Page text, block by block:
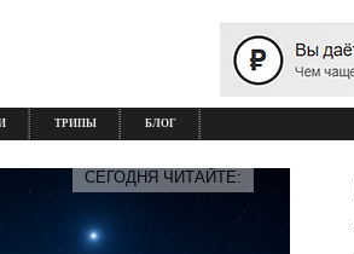
ТРИПЫ БЛОГ
СЕГОДНЯ ЧИТАЙТЕ: